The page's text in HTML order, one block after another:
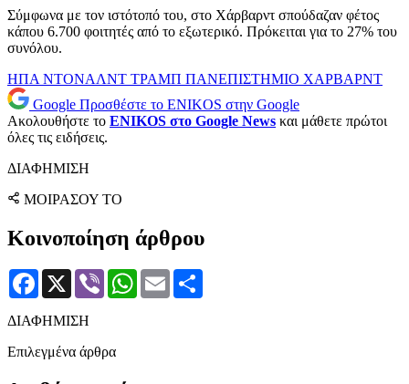
Σύμφωνα με τον ιστότοπό του, στο Χάρβαρντ σπούδαζαν φέτος
κάπου 6.700 φοιτητές από το εξωτερικό. Πρόκειται για το 27% του
συνόλου.
ΗΠΑ ΝΤΟΝΑΛΝΤ ΤΡΑΜΠ ΠΑΝΕΠΙΣΤΗΜΙΟ ΧΑΡΒΑΡΝΤ
Google Προσθέστε το ENIKOS στην Google
Ακολουθήστε το ENIKOS στο Google News και μάθετε πρώτοι
όλες τις ειδήσεις.
ΔΙΑΦΗΜΙΣΗ
ΜΟΙΡΑΣΟΥ ΤΟ
Κοινοποίηση άρθρου
Facebook
X Viber WhatsApp
Email
ΔΙΑΦΗΜΙΣΗ
Επιλεγμένα άρθρα